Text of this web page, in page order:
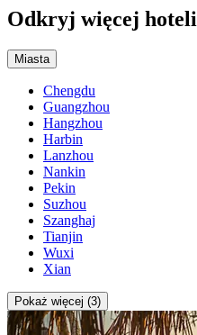
Odkryj więcej hoteli
Miasta
Chengdu
Guangzhou
Hangzhou
Harbin
Lanzhou
Nankin
Pekin
Suzhou
Szanghaj
Tianjin
Wuxi
Xian
Pokaż więcej (3)